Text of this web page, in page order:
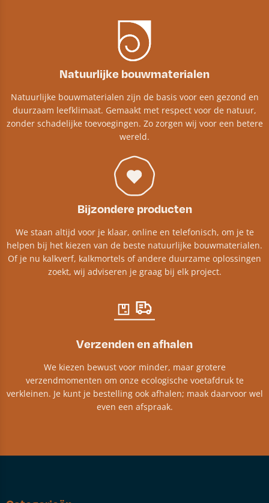
Natuurlijke bouwmaterialen
Natuurlijke bouwmaterialen zijn de basis voor een gezond en
duurzaam leefklimaat. Gemaakt met respect voor de natuur,
zonder schadelijke toevoegingen. Zo zorgen wij voor een betere
wereld.
Bijzondere producten
We staan altijd voor je klaar, online en telefonisch, om je te
helpen bij het kiezen van de beste natuurlijke bouwmaterialen.
Of je nu kalkverf, kalkmortels of andere duurzame oplossingen
zoekt, wij adviseren je graag bij elk project.​
Verzenden en afhalen
We kiezen bewust voor minder, maar grotere
verzendmomenten om onze ecologische voetafdruk te
verkleinen. Je kunt je bestelling ook afhalen; maak daarvoor wel
even een afspraak.